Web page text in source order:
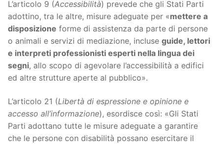
L’articolo 9 (Accessibilità) prevede che gli Stati Parti
adottino, tra le altre, misure adeguate per «mettere a
disposizione forme di assistenza da parte di persone
o animali e servizi di mediazione, incluse guide, lettori
e interpreti professionisti esperti nella lingua dei
segni, allo scopo di agevolare l’accessibilità a edifici
ed altre strutture aperte al pubblico».
L’articolo 21 (Libertà di espressione e opinione e
accesso all’informazione), esordisce così: «Gli Stati
Parti adottano tutte le misure adeguate a garantire
che le persone con disabilità possano esercitare il